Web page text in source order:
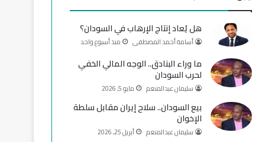
و
ك
T
u
b
e
ق
ر
ا
م
هل يُعاد إنتاج الإرهاب في السودان؟
أسامة أحمد المصطفى منذ أسبوع واحد
ما وراء البنادق.. الوجه المالي الخفي
لحرب السودان
سليمان عبدالمنعم مايو 5, 2026
بيع السودان.. سلاح إيران مقابل سلطة
الإخوان
سليمان عبدالمنعم أبريل 25, 2026